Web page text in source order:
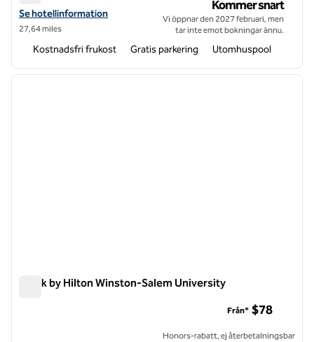
Visa hotelluppgifter för Home2 Suites by Hilton Mebane
Se hotellinformation
27,64 miles
Kommer snart
Vi öppnar den 2027 februari, men
tar inte emot bokningar ännu.
Kostnadsfri frukost Gratis parkering Utomhuspool
1 av 12
nästa
Spark by Hilton Winston-Salem University
Från* $78
Honors-rabatt, ej återbetalningsbar